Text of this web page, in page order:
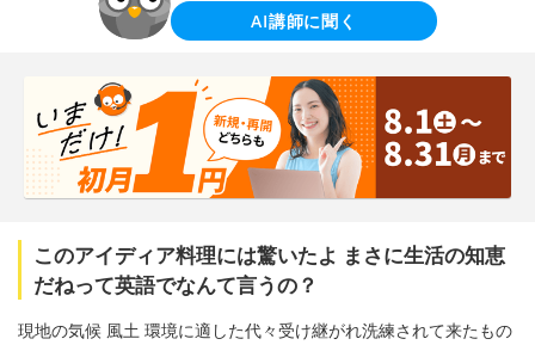
AI講師に聞く
このアイディア料理には驚いたよ まさに生活の知恵
だねって英語でなんて言うの？
現地の気候 風土 環境に適した代々受け継がれ洗練されて来たもの